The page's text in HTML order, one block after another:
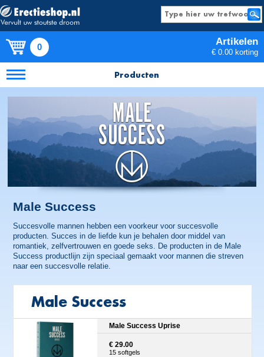
0 Artikelen
€ 0.00 korting
Producten
Male Success
Succesvolle mannen hebben een voorkeur voor succesvolle
producten. Succes in de liefde kun je behalen door middel van
romantiek, zelfvertrouwen en goede seks. De producten in de Male
Success productlijn zijn speciaal gemaakt voor mannen die streven
naar een succesvolle relatie.
Male Success
Male Success Uprise
€ 29.00
15 softgels